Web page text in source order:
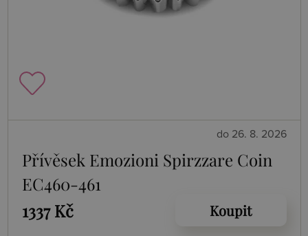
do 26. 8. 2026
Přívěsek Emozioni Spirzzare Coin
EC460-461
1337 Kč
Koupit